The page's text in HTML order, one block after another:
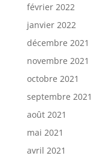
février 2022
janvier 2022
décembre 2021
novembre 2021
octobre 2021
septembre 2021
août 2021
mai 2021
avril 2021